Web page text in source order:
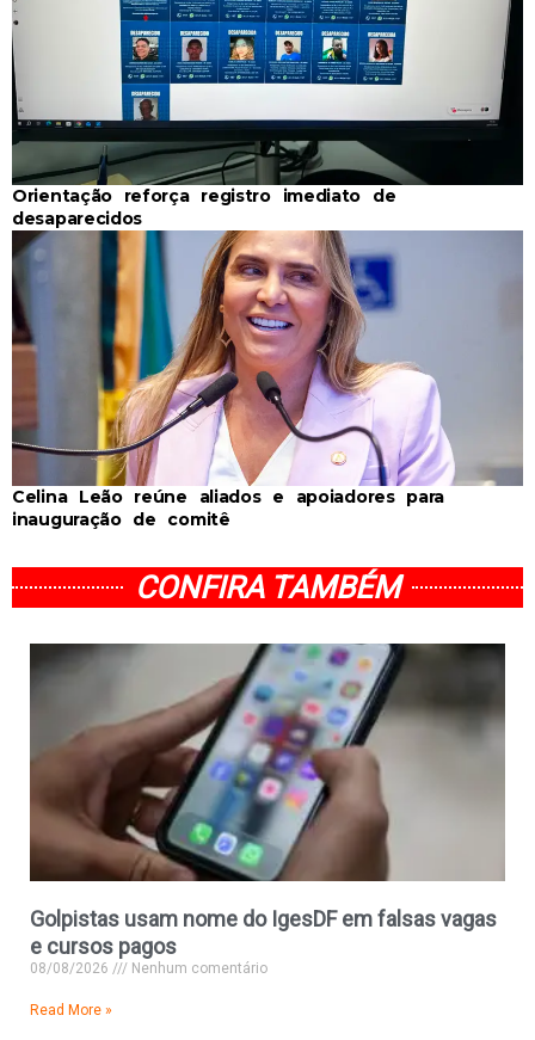
Orientação reforça registro imediato de
desaparecidos
Celina Leão reúne aliados e apoiadores para
inauguração de comitê
CONFIRA TAMBÉM
Golpistas usam nome do IgesDF em falsas vagas
e cursos pagos
08/08/2026 Nenhum comentário
Read More »